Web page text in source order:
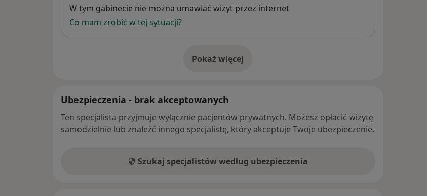
Dostępność
W tym gabinecie nie można umawiać wizyt przez internet
Co mam zrobić w tej sytuacji?
Pokaż więcej
o adresie
Ubezpieczenia - brak akceptowanych
Ten specjalista przyjmuje wyłącznie pacjentów prywatnych. Możesz opłacić wizytę
samodzielnie lub znaleźć innego specjalistę, który akceptuje Twoje ubezpieczenie.
Szukaj specjalistów według ubezpieczenia